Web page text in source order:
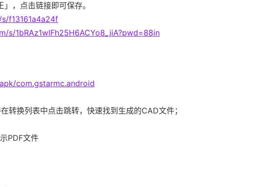
，点击链接即可保存。
f13161a4a24f
s/1bRAz1wIFh25H6ACYo8_jiA?pwd=88in
com.gstarmc.android
转换列表中点击跳转，快速找到生成的CAD文件；
PDF文件